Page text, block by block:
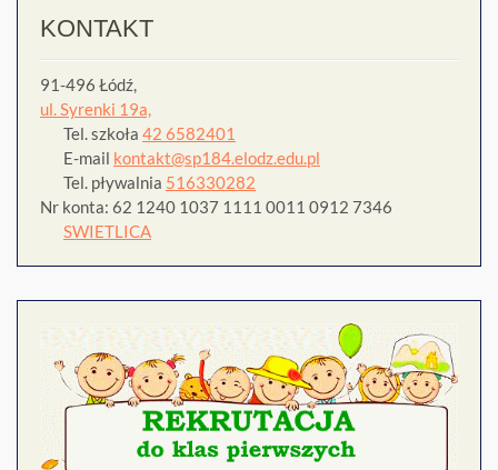
KONTAKT
91-496 Łódź,
ul. Syrenki 19a,
Tel. szkoła 42 6582401
E-mail kontakt@sp184.elodz.edu.pl
Tel. pływalnia 516330282
Nr konta: 62 1240 1037 1111 0011 0912 7346
SWIETLICA